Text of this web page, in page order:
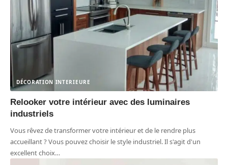
DÉCORATION INTERIEURE
Relooker votre intérieur avec des luminaires
industriels
Vous rêvez de transformer votre intérieur et de le rendre plus
accueillant ? Vous pouvez choisir le style industriel. Il s'agit d'un
excellent choix…